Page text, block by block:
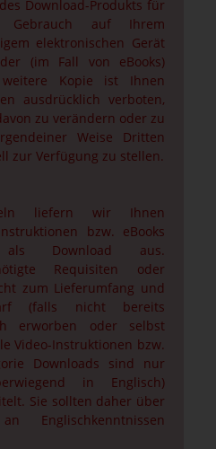
Download-Produkts für
Gebrauch auf Ihrem
elektronischen Gerät
(im Fall von eBooks)
weitere Kopie ist Ihnen
ausdrücklich verboten,
zu verändern oder zu
Weise Dritten
zur Verfügung zu stellen.
liefern wir Ihnen
bzw. eBooks
Download aus.
Requisiten oder
zum Lieferumfang und
(falls nicht bereits
erworben oder selbst
Video-Instruktionen bzw.
Downloads sind nur
in Englisch)
Sie sollten daher über
Englischkenntnissen